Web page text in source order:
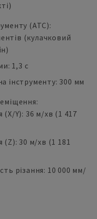
(ATC):
(кулачковий
1,3 с
інструменту: 300 мм
Y): 36 м/хв (1 417
30 м/хв (1 181
різання: 10 000 мм/